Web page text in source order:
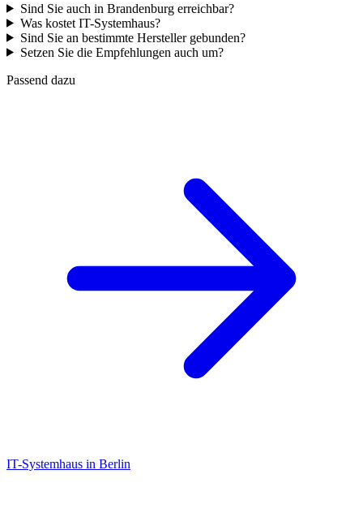
Sind Sie auch in Brandenburg erreichbar?
Was kostet IT-Systemhaus?
Sind Sie an bestimmte Hersteller gebunden?
Setzen Sie die Empfehlungen auch um?
Passend dazu
IT-Systemhaus in Berlin